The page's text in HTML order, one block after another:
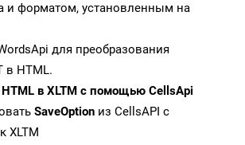
и форматом, установленным на
для преобразования
в HTML.
HTML в XLTM с помощью CellsApi
SaveOption из CellsAPI с
XLTM